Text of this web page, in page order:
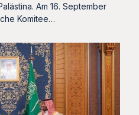
Am 16. September
Komitee…